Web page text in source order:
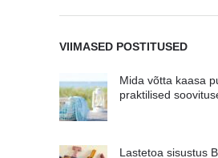
VIIMASED POSTITUSED
Mida võtta kaasa
praktilised
Lastetoa sisustus